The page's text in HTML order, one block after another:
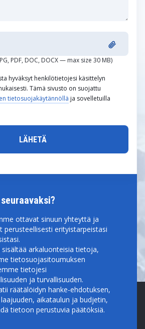
ottavat sinuun yhteyttä ja
perusteellisesti erityistarpeistasi
sisältää arkaluonteisia tietoja,
tietosuojasitoumuksen
tietojesi
ja turvallisuuden.
räätälöidyn hanke-ehdotuksen,
aikataulun ja budjetin,
tietoon perustuvia päätöksiä.
PDF, DOC, DOCX — max size 30 MB)
hyväksyt henkilötietojesi käsittelyn
Tämä sivusto on suojattu
tietosuojakäytännöllä ja sovelletuilla